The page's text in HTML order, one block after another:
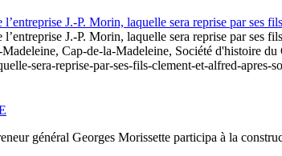
J.-P. Morin, laquelle sera reprise par ses
J.-P. Morin, laquelle sera reprise par ses
Cap-de-la-Madeleine, Société d'histoire
sera-reprise-par-ses-fils-clement-et-alfred-apres-
général Georges Morissette participa à la